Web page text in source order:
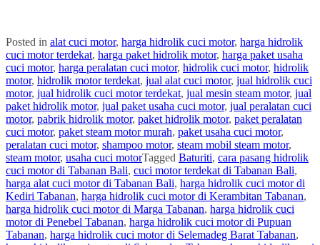
Posted in alat cuci motor, harga hidrolik cuci motor, harga hidrolik
cuci motor terdekat, harga paket hidrolik motor, harga paket usaha
cuci motor, harga peralatan cuci motor, hidrolik cuci motor, hidrolik
motor, hidrolik motor terdekat, jual alat cuci motor, jual hidrolik cuci
motor, jual hidrolik cuci motor terdekat, jual mesin steam motor, jual
paket hidrolik motor, jual paket usaha cuci motor, jual peralatan cuci
motor, pabrik hidrolik motor, paket hidrolik motor, paket peralatan
cuci motor, paket steam motor murah, paket usaha cuci motor,
peralatan cuci motor, shampoo motor, steam mobil steam motor,
steam motor, usaha cuci motorTagged Baturiti, cara pasang hidrolik
cuci motor di Tabanan Bali, cuci motor terdekat di Tabanan Bali,
harga alat cuci motor di Tabanan Bali, harga hidrolik cuci motor di
Kediri Tabanan, harga hidrolik cuci motor di Kerambitan Tabanan,
harga hidrolik cuci motor di Marga Tabanan, harga hidrolik cuci
motor di Penebel Tabanan, harga hidrolik cuci motor di Pupuan
Tabanan, harga hidrolik cuci motor di Selemadeg Barat Tabanan,